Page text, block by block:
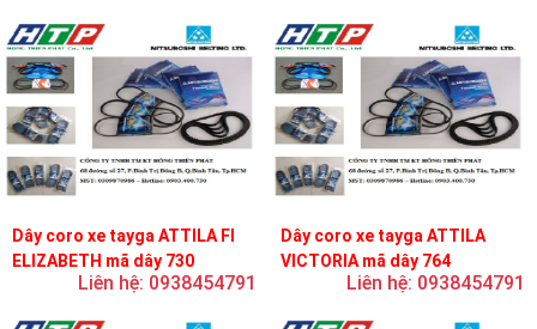
Dây coro xe tayga ATTILA FI
ELIZABETH mã dây 730
Liên hệ: 0938454791
Dây coro xe tayga ATTILA
VICTORIA mã dây 764
Liên hệ: 0938454791